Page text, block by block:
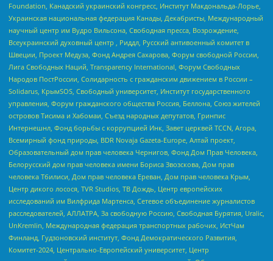
Foundation, Канадский украинский конгресс, Институт Макдональда-Лорье,
Украинская национальная федерация Канады, Декабристы, Международный
научный центр им Вудро Вильсона, Свободная пресса, Возрождение,
Всеукраинский духовный центр , Риддл, Русский антивоенный комитет в
Швеции, Проект Медуза, Фонд Андрея Сахарова, Форум свободной России,
Лига Свободных Наций, Transparеncy International, Форум Свободных
Народов ПостРоссии, Солидарность с гражданским движением в России –
Solidarus, КрымSOS, Свободный университет, Институт государственного
управления, Форум гражданского общества Россия, Беллона, Союз жителей
островов Тисима и Хабомаи, Съезд народных депутатов, Гринпис
Интернешнл, Фонд борьбы с коррупцией Инк, Завет церквей TCCN, Агора,
Всемирный фонд природы, BDR Novaja Gazeta-Europe, Алтай проект,
Образовательный дом прав человека Чернигов, Фонд Дом Прав Человека,
Белорусский дом прав человека имени Бориса Звозскова, Дом прав
человека Тбилиси, Дом прав человека Ереван, Дом прав человека Крым,
Центр дикого лосося, TVR Studios, ТВ Дождь, Центр европейских
исследований им Вилфрида Мартенса, Сетевое объединение журналистов
расследователей, АЛЛАТРА, За свободную Россию, Свободная Бурятия, Uralic,
UnKremlin, Международная федерация транспортных рабочих, ИстЧам
Финланд, Гудзоновский институт, Фонд Демократического Развития,
Комитет-2024, Центрально-Европейский университет, Центр